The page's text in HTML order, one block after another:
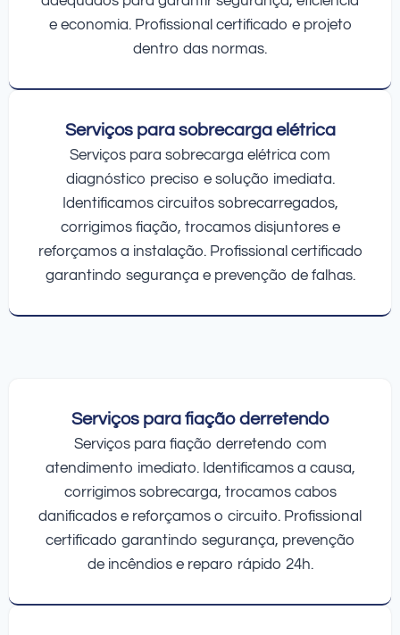
e economia. Profissional certificado e projeto
dentro das normas.
Serviços para sobrecarga elétrica
Serviços para sobrecarga elétrica com
diagnóstico preciso e solução imediata.
Identificamos circuitos sobrecarregados,
corrigimos fiação, trocamos disjuntores e
reforçamos a instalação. Profissional certificado
garantindo segurança e prevenção de falhas.
Serviços para fiação derretendo
Serviços para fiação derretendo com
atendimento imediato. Identificamos a causa,
corrigimos sobrecarga, trocamos cabos
danificados e reforçamos o circuito. Profissional
certificado garantindo segurança, prevenção
de incêndios e reparo rápido 24h.